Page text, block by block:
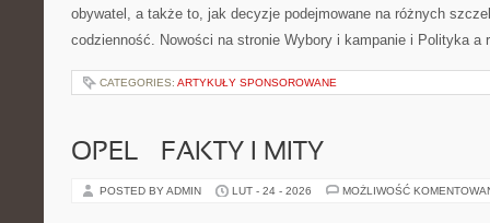
obywatel, a także to, jak decyzje podejmowane na różnych
codzienność. Nowości na stronie Wybory i kampanie i Polityka
CATEGORIES: ARTYKUŁY SPONSOROWANE
OPEL – FAKTY I MITY
POSTED BY ADMIN LUT - 24 - 2026 MOŻLIWOŚĆ